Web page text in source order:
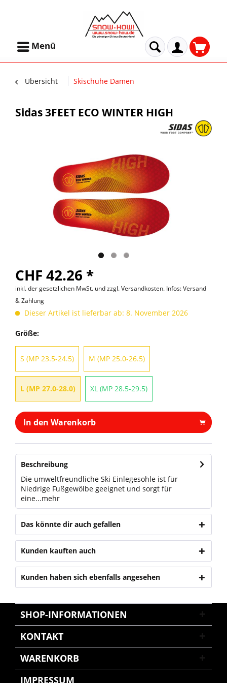
Menü
Übersicht Skischuhe Damen
Sidas 3FEET ECO WINTER HIGH
CHF 42.26 *
inkl. der gesetzlichen MwSt. undzzgl. Versandkosten. Infos: Versand
& Zahlung
Dieser Artikel ist lieferbar ab: 8. November 2026
Größe:
S (MP 23.5-24.5) M (MP 25.0-26.5)
L (MP 27.0-28.0) XL (MP 28.5-29.5)
In den Warenkorb
Beschreibung
Die umweltfreundliche Ski Einlegesohle ist für
Niedrige Fußgewölbe geeignet und sorgt für
eine...mehr
Das könnte dir auch gefallen
Kunden kauften auch
Kunden haben sich ebenfalls angesehen
SHOP-INFORMATIONEN
KONTAKT
WARENKORB
IMPRESSUM